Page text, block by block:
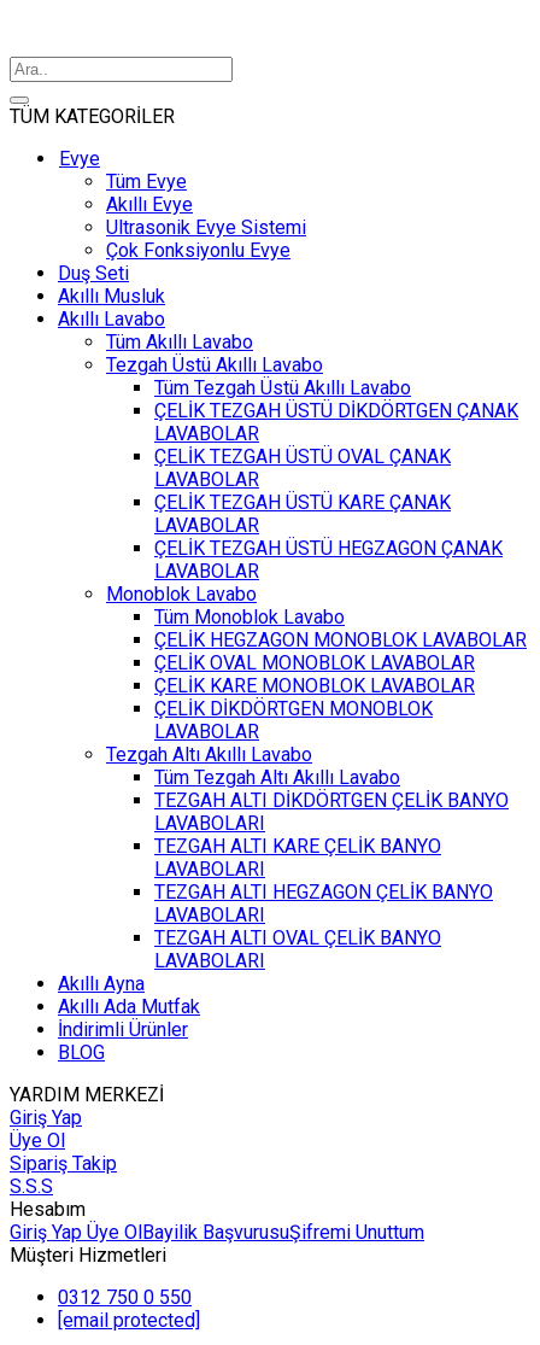
TÜM KATEGORİLER
Evye
Tüm Evye
Akıllı Evye
Ultrasonik Evye Sistemi
Çok Fonksiyonlu Evye
Duş Seti
Akıllı Musluk
Akıllı Lavabo
Tüm Akıllı Lavabo
Tezgah Üstü Akıllı Lavabo
Tüm Tezgah Üstü Akıllı Lavabo
ÇELİK TEZGAH ÜSTÜ DİKDÖRTGEN ÇANAK
LAVABOLAR
ÇELİK TEZGAH ÜSTÜ OVAL ÇANAK
LAVABOLAR
ÇELİK TEZGAH ÜSTÜ KARE ÇANAK
LAVABOLAR
ÇELİK TEZGAH ÜSTÜ HEGZAGON ÇANAK
LAVABOLAR
Monoblok Lavabo
Tüm Monoblok Lavabo
ÇELİK HEGZAGON MONOBLOK LAVABOLAR
ÇELİK OVAL MONOBLOK LAVABOLAR
ÇELİK KARE MONOBLOK LAVABOLAR
ÇELİK DİKDÖRTGEN MONOBLOK
LAVABOLAR
Tezgah Altı Akıllı Lavabo
Tüm Tezgah Altı Akıllı Lavabo
TEZGAH ALTI DİKDÖRTGEN ÇELİK BANYO
LAVABOLARI
TEZGAH ALTI KARE ÇELİK BANYO
LAVABOLARI
TEZGAH ALTI HEGZAGON ÇELİK BANYO
LAVABOLARI
TEZGAH ALTI OVAL ÇELİK BANYO
LAVABOLARI
Akıllı Ayna
Akıllı Ada Mutfak
İndirimli Ürünler
BLOG
YARDIM MERKEZİ
Giriş Yap
Üye Ol
Sipariş Takip
S.S.S
Hesabım
Giriş Yap Üye OlBayilik BaşvurusuŞifremi Unuttum
Müşteri Hizmetleri
0312 750 0 550
[email protected]